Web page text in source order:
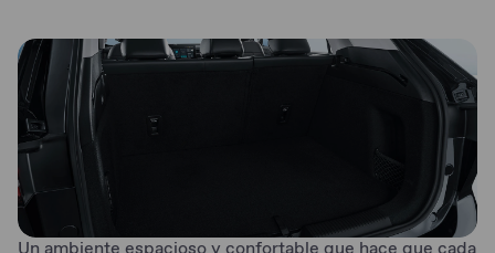
Un ambiente espacioso y confortable que hace que cada